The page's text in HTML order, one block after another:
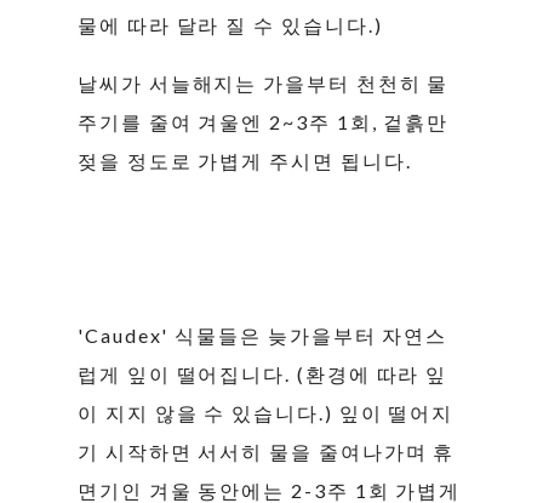
물에 따라 달라 질 수 있습니다.)
날씨가 서늘해지는 가을부터 천천히 물
주기를 줄여 겨울엔 2~3주 1회, 겉흙만
젖을 정도로 가볍게 주시면 됩니다.
'Caudex' 식물들은 늦가을부터 자연스
럽게 잎이 떨어집니다. (환경에 따라 잎
이 지지 않을 수 있습니다.) 잎이 떨어지
기 시작하면 서서히 물을 줄여나가며 휴
면기인 겨울 동안에는 2-3주 1회 가볍게